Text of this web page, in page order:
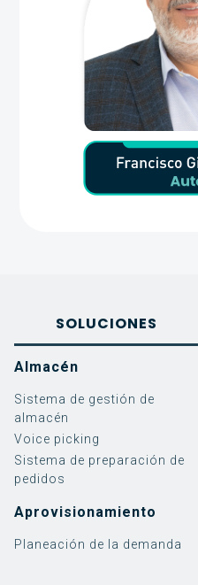
SOLUCIONES
Almacén
Sistema de gestión de
almacén
Voice picking
Sistema de preparación de
pedidos
Aprovisionamiento
Planeación de la demanda